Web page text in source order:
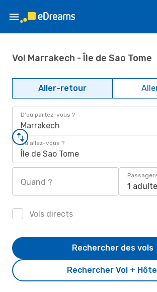
Vol Marrakech - Île de Sao Tome
Aller-retour
D'où partez-vous ?
Marrakech
Où allez-vous ?
Île de Sao Tome
Quand ? 1 adulte
Vols directs
Rechercher Vol +
Rechercher des vols